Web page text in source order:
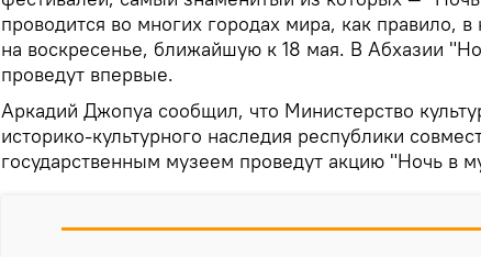
проводится во многих городах мира, как правило, в
на воскресенье, ближайшую к 18 мая. В Абхазии
проведут впервые.
Аркадий Джопуа сообщил, что Министерство
историко-культурного наследия республики
государственным музеем проведут акцию "Ночь в